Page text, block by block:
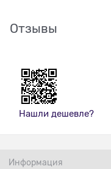
Отзывы
Нашли дешевле?
Информация